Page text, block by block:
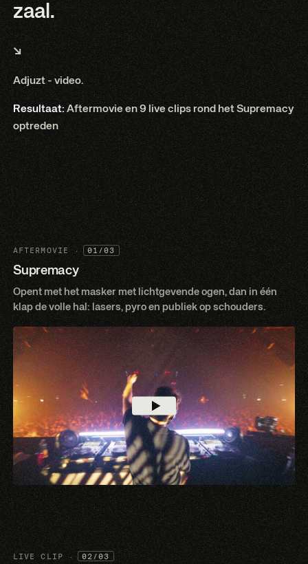
zaal.
↘
Adjuzt - video.
Resultaat: Aftermovie en 9 live clips rond het Supremacy
optreden
AFTERMOVIE · 01/03
Supremacy
Opent met het masker met lichtgevende ogen, dan in één
klap de volle hal: lasers, pyro en publiek op schouders.
LIVE CLIP · 02/03